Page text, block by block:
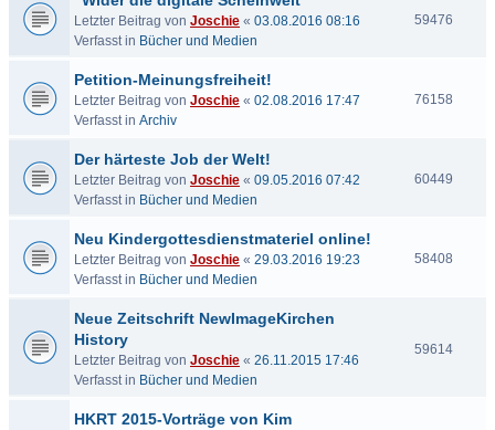
Letzter Beitrag von Joschie « 03.08.2016 08:16
Verfasst in Bücher und Medien
59476
Petition-Meinungsfreiheit!
Letzter Beitrag von Joschie « 02.08.2016 17:47
Verfasst in Archiv
76158
Der härteste Job der Welt!
Letzter Beitrag von Joschie « 09.05.2016 07:42
Verfasst in Bücher und Medien
60449
Neu Kindergottesdienstmateriel online!
Letzter Beitrag von Joschie « 29.03.2016 19:23
Verfasst in Bücher und Medien
58408
Neue Zeitschrift NewImageKirchen
History
Letzter Beitrag von Joschie « 26.11.2015 17:46
Verfasst in Bücher und Medien
59614
HKRT 2015-Vorträge von Kim